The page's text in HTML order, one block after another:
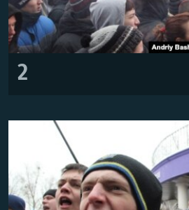
2